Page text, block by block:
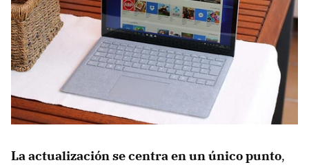
La actualización se centra en un único punto,